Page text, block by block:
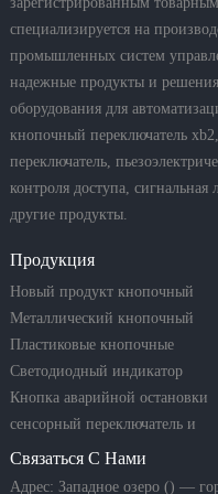
специализируется на
промышленных систем
надежные продукты и
оборудования для
кнопочный переключатель
переключатель,
контроля доступа,
другие продукты.
Продукция
Новый продукт кнопочный
переключатель
Металлический кнопочный
переключатель
Пластиковые кнопочные
переключатели
Светодиодный индикатор
Кнопка аварийной остановки
сенсорный переключатель и
пьезо-кнопка
Связаться С Нами
Адрес: Западное озеро () —